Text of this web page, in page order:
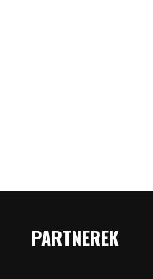
PARTNEREK